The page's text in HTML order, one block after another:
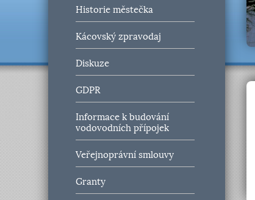
Historie městečka
Kácovský zpravodaj
Diskuze
GDPR
Informace k budování
vodovodních přípojek
Veřejnoprávní smlouvy
Granty